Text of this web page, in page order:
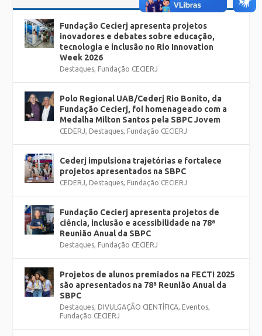
Fundação Cecierj apresenta projetos
inovadores e debates sobre educação,
tecnologia e inclusão no Rio Innovation
Week 2026
Destaques, Fundação CECIERJ
Polo Regional UAB/Cederj Rio Bonito, da
Fundação Cecierj, foi homenageado com a
Medalha Milton Santos pela SBPC Jovem
CEDERJ, Destaques, Fundação CECIERJ
Cederj impulsiona trajetórias e fortalece
projetos apresentados na SBPC
CEDERJ, Destaques, Fundação CECIERJ
Fundação Cecierj apresenta projetos de
ciência, inclusão e acessibilidade na 78ª
Reunião Anual da SBPC
Destaques, Fundação CECIERJ
Projetos de alunos premiados na FECTI 2025
são apresentados na 78ª Reunião Anual da
SBPC
Destaques, DIVULGAÇÃO CIENTÍFICA, Eventos,
Fundação CECIERJ